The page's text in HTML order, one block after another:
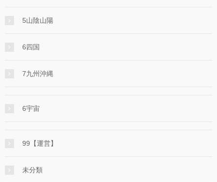
5山陰山陽
6四国
7九州沖縄
6宇宙
99【運営】
未分類